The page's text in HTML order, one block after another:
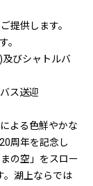
提供します。
。
びシャトルバ
ス送迎
よる色鮮やかな
周年を記念し
の空」をスロー
。湖上ならでは